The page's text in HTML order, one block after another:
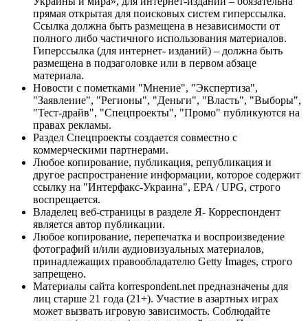
прямая открытая для поисковых систем гиперссылка.
Ссылка должна быть размещена в независимости от
полного либо частичного использования материалов.
Гиперссылка (для интернет- изданий) – должна быть
размещена в подзаголовке или в первом абзаце
материала.
Новости с пометками "Мнение", "Экспертиза",
"Заявление", "Регионы", "Деньги", "Власть", "Выборы",
"Тест-драйв", "Спецпроекты", "Промо" публикуются на
правах рекламы.
Раздел Спецпроекты создается совместно с
коммерческими партнерами.
Любое копирование, публикация, републикация и
другое распространение информации, которое содержит
ссылку на "Интерфакс-Украина", EPA / UPG, строго
воспрещается.
Владелец веб-страницы в разделе Я- Корреспондент
является автор публикации.
Любое копирование, перепечатка и воспроизведение
фотографий и/или аудиовизуальных материалов,
принадлежащих правообладателю Getty Images, строго
запрещено.
Материалы сайта korrespondent.net предназначены для
лиц старше 21 года (21+). Участие в азартных играх
может вызвать игровую зависимость. Соблюдайте